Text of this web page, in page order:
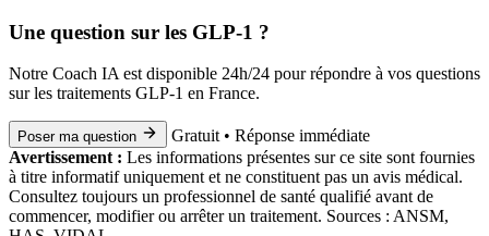
Une question sur les GLP-1 ?
Notre Coach IA est disponible 24h/24 pour répondre à vos questions
sur les traitements GLP-1 en France.
Poser ma question
Gratuit • Réponse immédiate
Avertissement : Les informations présentes sur ce site sont fournies
à titre informatif uniquement et ne constituent pas un avis médical.
Consultez toujours un professionnel de santé qualifié avant de
commencer, modifier ou arrêter un traitement. Sources : ANSM,